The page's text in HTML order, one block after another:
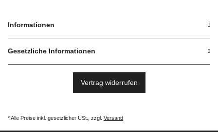
Informationen
Gesetzliche Informationen
Vertrag widerrufen
* Alle Preise inkl. gesetzlicher USt., zzgl. Versand